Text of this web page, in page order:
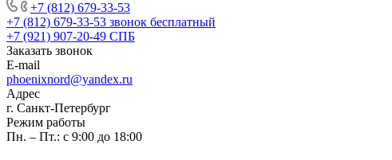
+7 (812) 679-33-53
+7 (812) 679-33-53 звонок бесплатный
+7 (921) 907-20-49 СПБ
Заказать звонок
E-mail
phoenixnord@yandex.ru
Адрес
г. Санкт-Петербург
Режим работы
Пн. – Пт.: с 9:00 до 18:00